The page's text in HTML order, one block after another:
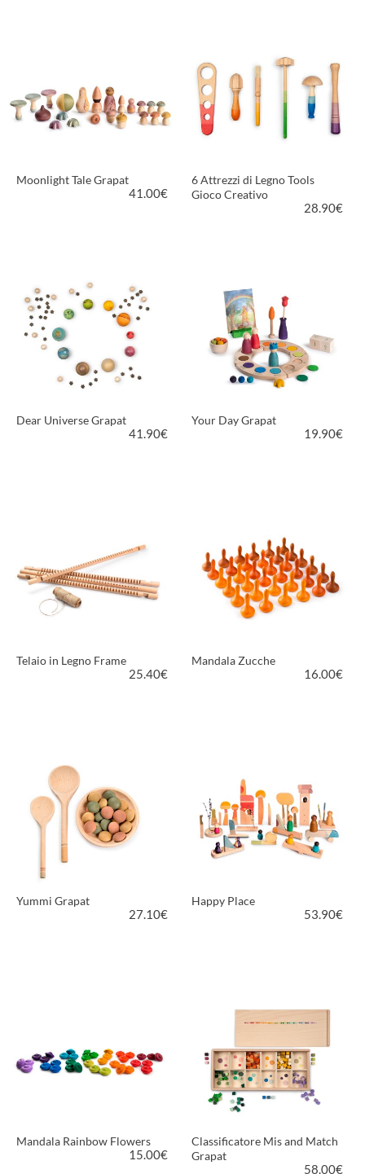
Moonlight Tale Grapat
41.00€
6 Attrezzi di Legno Tools
Gioco Creativo
28.90€
Dear Universe Grapat
41.90€
Your Day Grapat
19.90€
Telaio in Legno Frame
25.40€
Mandala Zucche
16.00€
Yummi Grapat
27.10€
Happy Place
53.90€
Mandala Rainbow Flowers
15.00€
Classificatore Mis and Match
Grapat
58.00€